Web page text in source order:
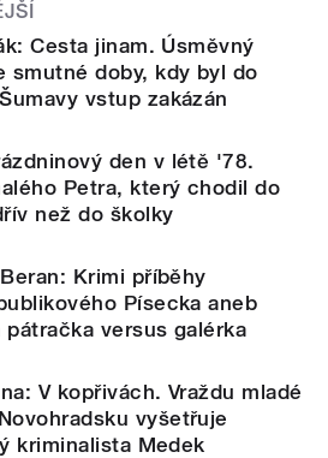
Cesta jinam. Úsměvný
smutné doby, kdy byl do
vstup zakázán
den v létě '78.
Petra, který chodil do
než do školky
Krimi příběhy
Písecka aneb
pátračka versus galérka
V kopřivách. Vraždu mladé
vyšetřuje
kriminalista Medek